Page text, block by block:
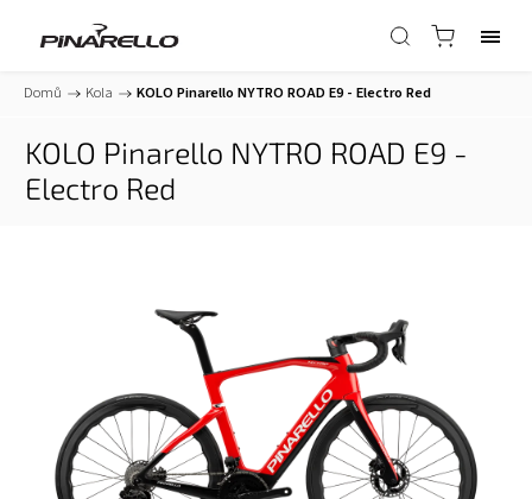
Domů / Kola / KOLO Pinarello NYTRO ROAD E9 - Electro Red
KOLO Pinarello NYTRO ROAD E9 -
Electro Red